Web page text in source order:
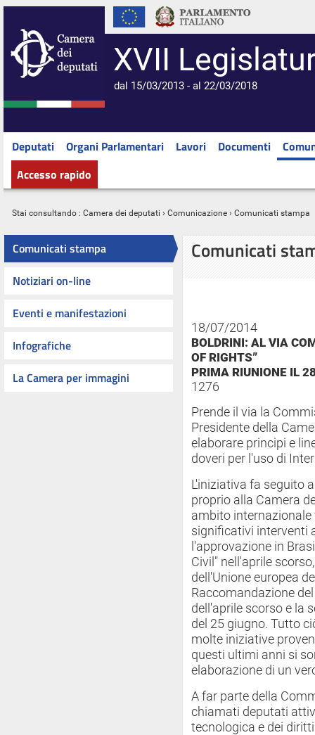
XVII
dal 15/03/2013 - al 22/03/2018
Deputati Organi Parlamentari Lavori Documenti
Accesso rapido
Stai consultando : Camera dei deputati › Comunicazione › Comunicati stampa
Comunicati stampa
Notiziari on-line
Eventi e manifestazioni
Infografiche
La Camera per immagini
Comunicati
18/07/2014
BOLDRINI: AL VIA
OF RIGHTS”
PRIMA RIUNIONE IL
1276
Prende il via la
Presidente della
elaborare principi e
doveri per l'uso di
L'iniziativa fa seguito
proprio alla Camera
ambito
significativi interventi
l'approvazione in
Civil" nell'aprile
dell'Unione europea
Raccomandazione
dell'aprile scorso e la
del 25 giugno. Tutto
molte iniziative
questi ultimi anni si
elaborazione di un
A far parte della
chiamati deputati
tecnologica e dei